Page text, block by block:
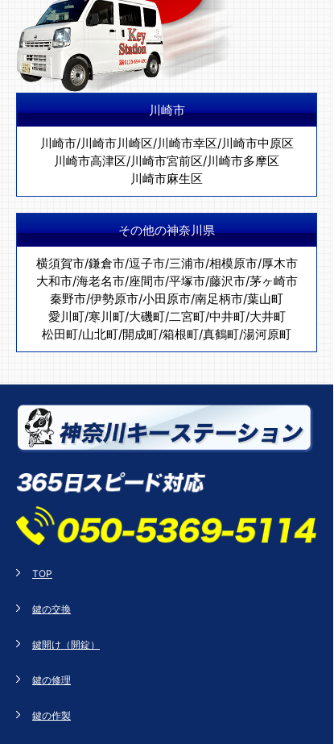
川崎市
川崎市/川崎市川崎区/川崎市幸区/川崎市中原区
川崎市高津区/川崎市宮前区/川崎市多摩区
川崎市麻生区
その他の神奈川県
横須賀市/鎌倉市/逗子市/三浦市/相模原市/厚木市
大和市/海老名市/座間市/平塚市/藤沢市/茅ヶ崎市
秦野市/伊勢原市/小田原市/南足柄市/葉山町
愛川町/寒川町/大磯町/二宮町/中井町/大井町
松田町/山北町/開成町/箱根町/真鶴町/湯河原町
TOP
鍵の交換
鍵開け（開錠）
鍵の修理
鍵の作製